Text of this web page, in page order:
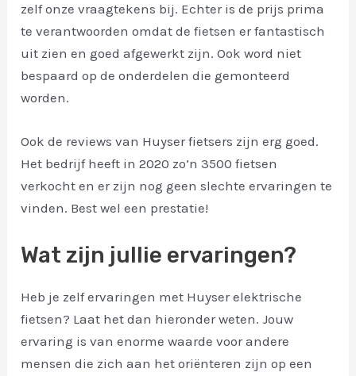
zelf onze vraagtekens bij. Echter is de prijs prima
te verantwoorden omdat de fietsen er fantastisch
uit zien en goed afgewerkt zijn. Ook word niet
bespaard op de onderdelen die gemonteerd
worden.
Ook de reviews van Huyser fietsers zijn erg goed.
Het bedrijf heeft in 2020 zo’n 3500 fietsen
verkocht en er zijn nog geen slechte ervaringen te
vinden. Best wel een prestatie!
Wat zijn jullie ervaringen?
Heb je zelf ervaringen met Huyser elektrische
fietsen? Laat het dan hieronder weten. Jouw
ervaring is van enorme waarde voor andere
mensen die zich aan het oriënteren zijn op een